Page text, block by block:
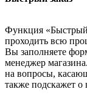
Функция «Быстрый
проходить всю
Вы заполняете
менеджер
на вопросы,
также подскажет о